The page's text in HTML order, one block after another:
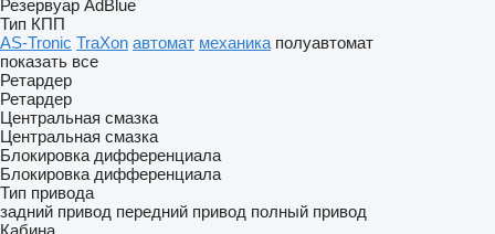
Резервуар AdBlue
Тип КПП
AS-Tronic TraXon автомат механика полуавтомат
показать все
Ретардер
Ретардер
Центральная смазка
Центральная смазка
Блокировка дифференциала
Блокировка дифференциала
Тип привода
задний привод передний привод полный привод
Кабина